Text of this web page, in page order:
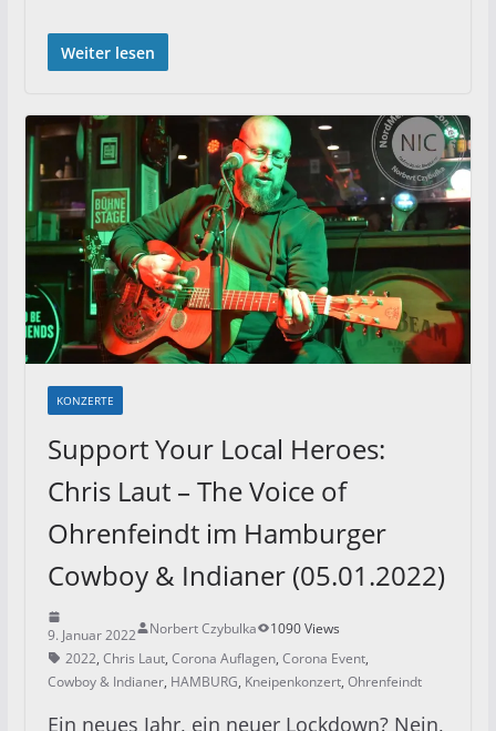
Weiter lesen
KONZERTE
Support Your Local Heroes:
Chris Laut – The Voice of
Ohrenfeindt im Hamburger
Cowboy & Indianer (05.01.2022)
9. Januar 2022 Norbert Czybulka
1090 Views
2022, Chris Laut, Corona Auflagen, Corona Event,
Cowboy & Indianer, HAMBURG, Kneipenkonzert, Ohrenfeindt
Ein neues Jahr, ein neuer Lockdown? Nein,